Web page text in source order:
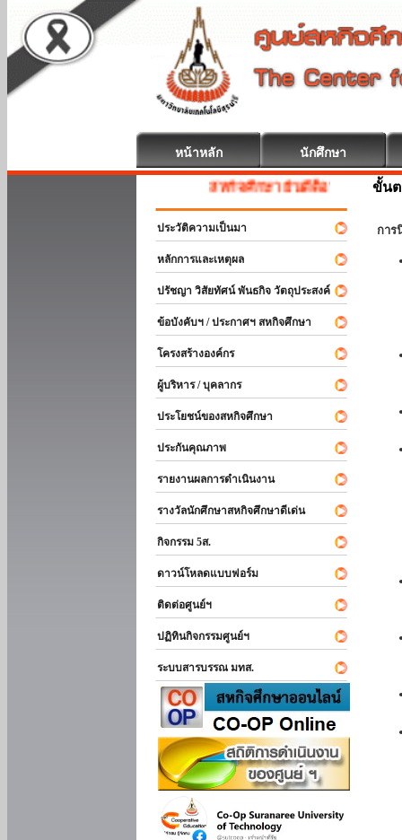
หน้าหลัก นักศึกษา
สหกิจศึกษา ยินดีต้อนรับ
ประวัติความเป็นมา
หลักการและเหตุผล
ปรัชญา วิสัยทัศน์ พันธกิจ วัตถุประสงค์
ข้อบังคับฯ / ประกาศฯ สหกิจศึกษา
โครงสร้างองค์กร
ผู้บริหาร / บุคลากร
ประโยชน์ของสหกิจศึกษา
ประกันคุณภาพ
รายงานผลการดำเนินงาน
รางวัลนักศึกษาสหกิจศึกษาดีเด่น
กิจกรรม 5ส.
ดาวน์โหลดแบบฟอร์ม
ติดต่อศูนย์ฯ
ปฏิทินกิจกรรมศูนย์ฯ
ระบบสารบรรณ มทส.
ขั้นต
การ